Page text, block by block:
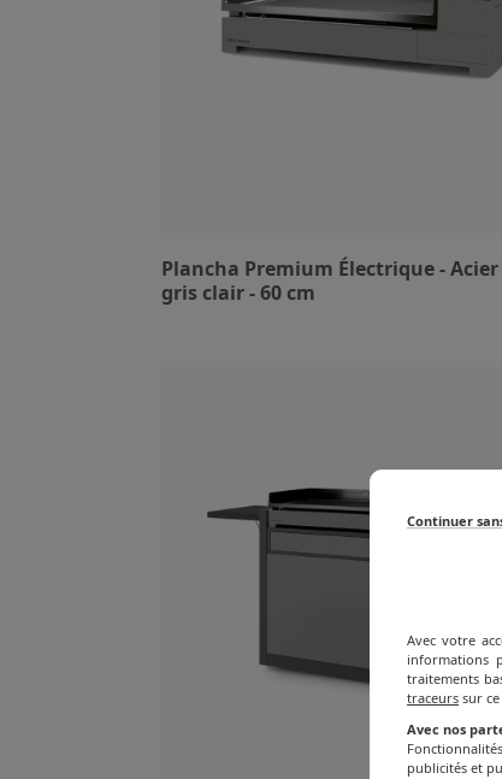
Plancha Premium Électrique -
gris clair - 60 cm
Continuer
Avec votre
informations
traitements
traceurs sur
Avec nos
publicités et